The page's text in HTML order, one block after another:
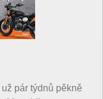
pár týdnů pěkně